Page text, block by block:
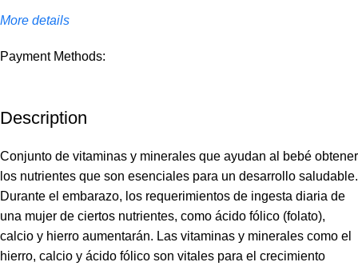
More details
Payment Methods:
Description
Conjunto de vitaminas y minerales que ayudan al bebé obtener
los nutrientes que son esenciales para un desarrollo saludable.
Durante el embarazo, los requerimientos de ingesta diaria de
una mujer de ciertos nutrientes, como ácido fólico (folato),
calcio y hierro aumentarán. Las vitaminas y minerales como el
hierro, calcio y ácido fólico son vitales para el crecimiento